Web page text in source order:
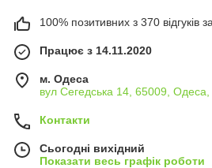
100% позитивних з 370 відгуків
Працює з 14.11.2020
м. Одеса
вул Сегедська 14, 65009, Одеса,
Контакти
Сьогодні вихідний
Показати весь графік роботи